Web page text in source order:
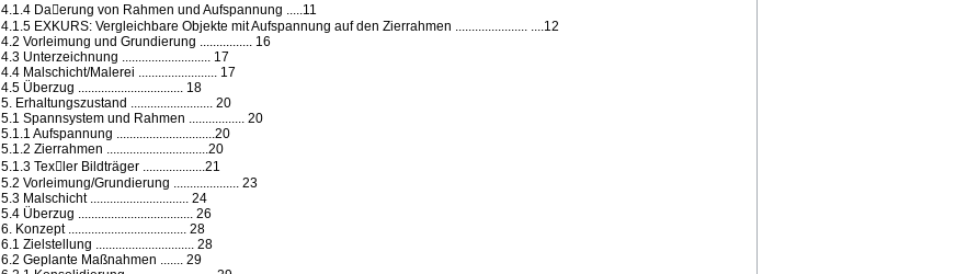
4.1.4 Da􀁉erung von Rahmen und Aufspannung .....11
4.1.5 EXKURS: Vergleichbare Objekte mit Aufspannung auf den Zierrahmen ...................... ....12
4.2 Vorleimung und Grundierung ................ 16
4.3 Unterzeichnung ........................... 17
4.4 Malschicht/Malerei ........................ 17
4.5 Überzug ................................ 18
5. Erhaltungszustand ......................... 20
5.1 Spannsystem und Rahmen ................. 20
5.1.1 Aufspannung ..............................20
5.1.2 Zierrahmen ...............................20
5.1.3 Tex􀁉ler Bildträger ...................21
5.2 Vorleimung/Grundierung .................... 23
5.3 Malschicht .............................. 24
5.4 Überzug ................................... 26
6. Konzept .................................... 28
6.1 Zielstellung .............................. 28
6.2 Geplante Maßnahmen ....... 29